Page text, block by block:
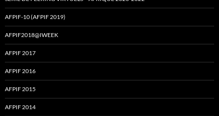
AFPIF-10 (AFPIF 2019)
AFPIF2018@IWEEK
AFPIF 2017
AFPIF 2016
AFPIF 2015
AFPIF 2014